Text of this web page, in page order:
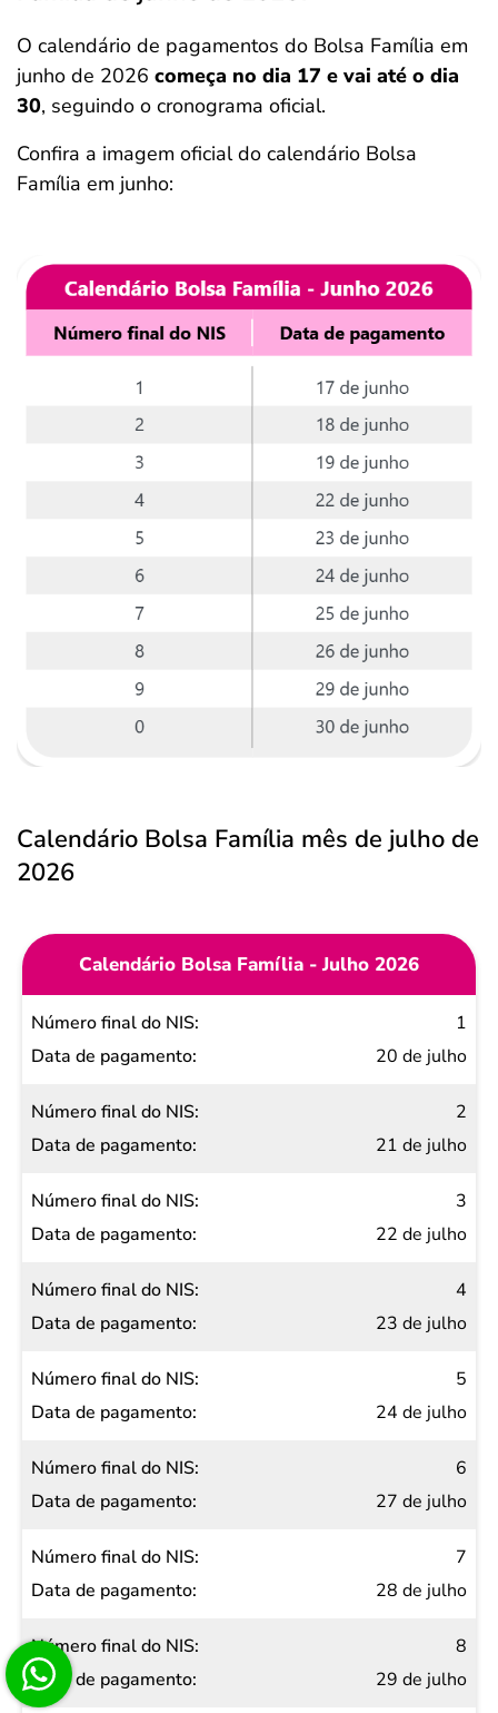
O calendário de pagamentos do Bolsa Família em
junho de 2026 começa no dia 17 e vai até o dia
30, seguindo o cronograma oficial.
Confira a imagem oficial do calendário Bolsa
Família em junho:
Calendário Bolsa Família mês de julho de
2026
Calendário Bolsa Família - Julho 2026
Número
final do
Data de
pagamento
1
20 de julho
2
21 de julho
3
22 de julho
4
23 de julho
5
24 de julho
6
27 de julho
7
28 de julho
8
29 de julho